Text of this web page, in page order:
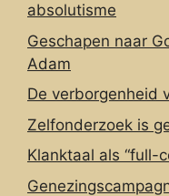
absolutisme
Geschapen naar
Adam
De verborgenheid
Zelfonderzoek is
Klanktaal als “full-